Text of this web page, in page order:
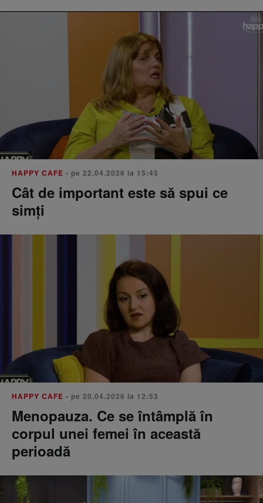
HAPPY CAFE • pe 22.04.2026 la 15:45
Cât de important este să spui ce
simți
HAPPY CAFE • pe 20.04.2026 la 12:53
Menopauza. Ce se întâmplă în
corpul unei femei în această
perioadă